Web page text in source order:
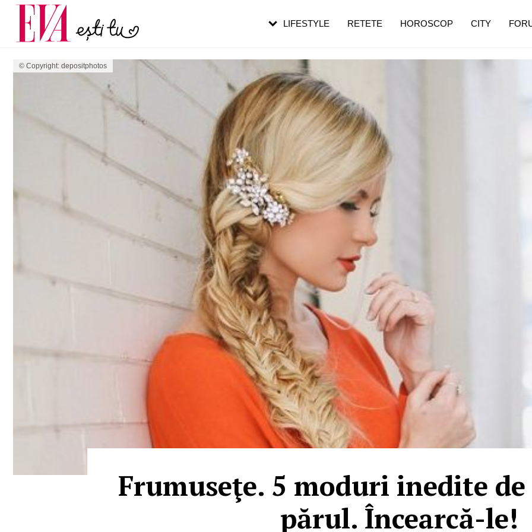
© Copyright: depositphotos
Frumuseţe. 5 moduri inedite
părul. Încearcă-le!
LIFESTYLE RETETE HOROSCOP CITY
Carieră
Actualitate
pe măsură ce înaintezi în vârstă